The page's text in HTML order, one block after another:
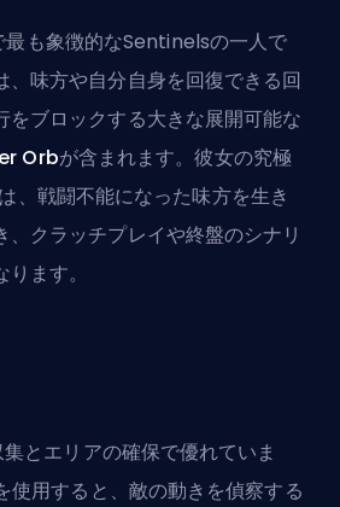
も象徴的なSentinelsの一人で
、味方や自分自身を回復できる回
をブロックする大きな展開可能な
Orbが含まれます。彼女の究極
戦闘不能になった味方を生き
、クラッチプレイや終盤のシナリ
ます。
とエリアの確保で優れていま
用すると、敵の動きを偵察する